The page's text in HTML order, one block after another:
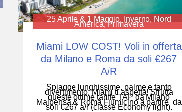
25 Aprile & 1 Maggio, Inverno, Nord
America,Primavera
Miami LOW COST! Voli in offerta
da Milano e Roma da soli €267
A/R
Spiagge lunghissime, palme e tanto
divertimento: Miami ti aspetta! Sfrutta
queste ottime tariffe TAP da Milano
Malpensa & Roma Fiumicino a partire da
soli €267 a/r (classe Economy light).